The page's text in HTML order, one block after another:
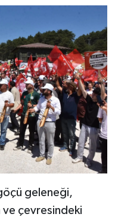
geleneği,
ve çevresindeki